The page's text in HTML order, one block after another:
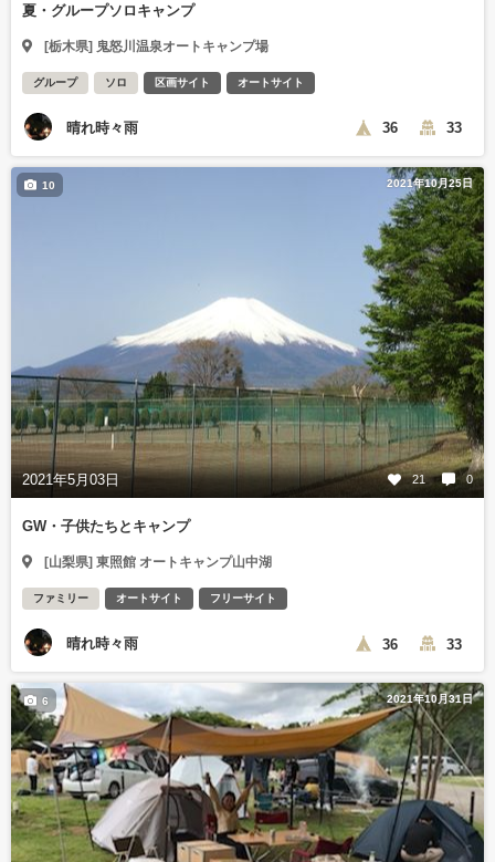
夏・グループソロキャンプ
[栃木県] 鬼怒川温泉オートキャンプ場
グループ ソロ 区画サイト オートサイト
晴れ時々雨 36 33
2021年10月25日
2021年5月03日 21 0
10
GW・子供たちとキャンプ
[山梨県] 東照館 オートキャンプ山中湖
ファミリー オートサイト フリーサイト
晴れ時々雨 36 33
2021年10月31日
6